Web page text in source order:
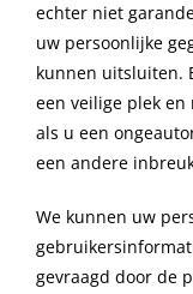
echter niet
uw persoonlijke
kunnen uitsluiten.
een veilige plek
als u een
een andere
We kunnen uw
gevraagd door de